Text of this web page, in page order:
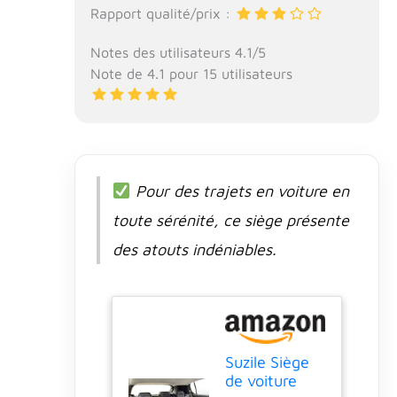
mettre la housse
machine à laver
pour un nettoyage
nous
recommandons
une température
nettoyage ≤ 45 ℃
Rapport qualité/prix :
Notes des utilisateurs 4.1/5
Note de 4.1 pour 15 utilisateurs
Pour des trajets en voiture en
toute sérénité, ce siège présente
des atouts indéniables.
Suzile Siège
de voiture